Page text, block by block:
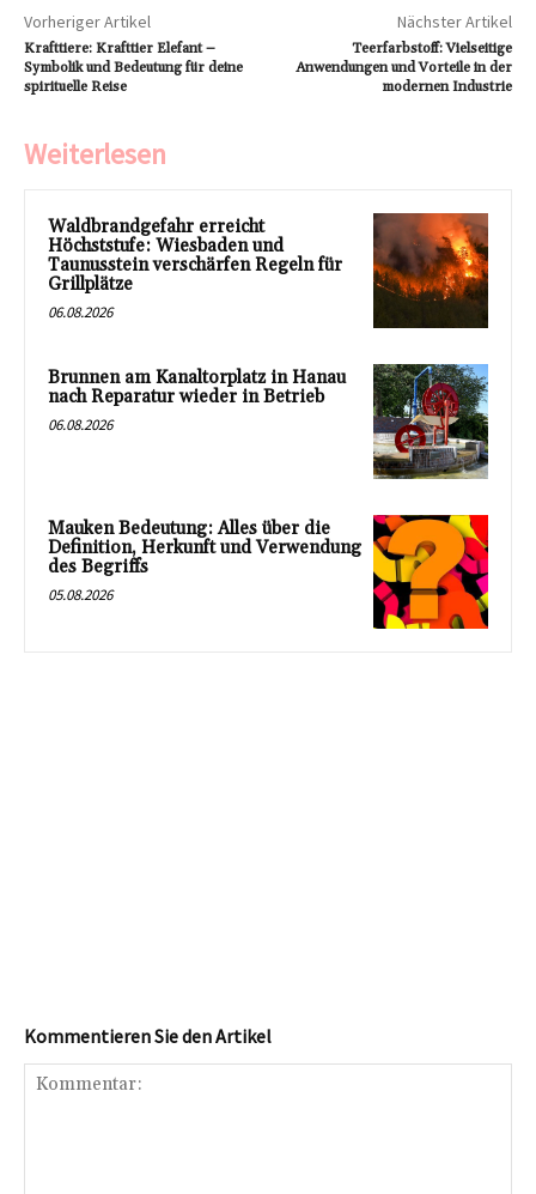
Vorheriger Artikel
Krafttiere: Krafttier Elefant –
Symbolik und Bedeutung für deine
spirituelle Reise
Nächster Artikel
Teerfarbstoff: Vielseitige
Anwendungen und Vorteile in der
modernen Industrie
Weiterlesen
Waldbrandgefahr erreicht
Höchststufe: Wiesbaden und
Taunusstein verschärfen Regeln für
Grillplätze
06.08.2026
Brunnen am Kanaltorplatz in Hanau
nach Reparatur wieder in Betrieb
06.08.2026
Mauken Bedeutung: Alles über die
Definition, Herkunft und Verwendung
des Begriffs
05.08.2026
Kommentieren Sie den Artikel